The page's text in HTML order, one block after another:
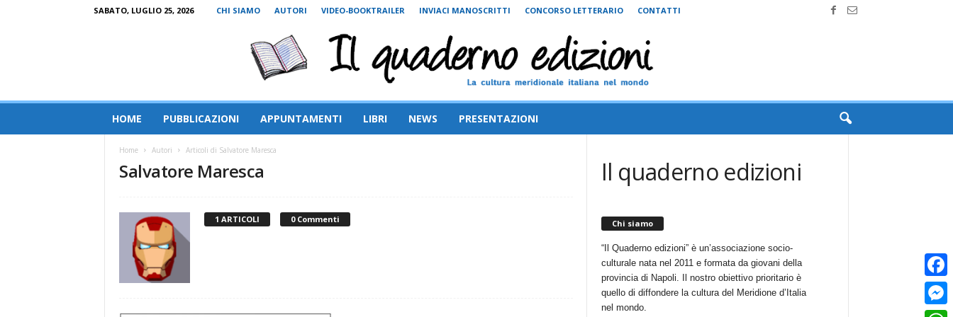
SABATO, LUGLIO 25, 2026 CHI SIAMO AUTORI VIDEO-BOOKTRAILER INVIACI MANOSCRITTI CONCORSO LETTERARIO CONTATTI
HOME PUBBLICAZIONI APPUNTAMENTI LIBRI NEWS PRESENTAZIONI
Home Autori Articoli di Salvatore Maresca
Salvatore Maresca
1 ARTICOLI 0 Commenti
Il quaderno edizioni
Chi siamo
“Il Quaderno edizioni” è un’associazione socio-
culturale nata nel 2011 e formata da giovani della
provincia di Napoli. Il nostro obiettivo prioritario è
quello di diffondere la cultura del Meridione d’Italia
nel mondo.